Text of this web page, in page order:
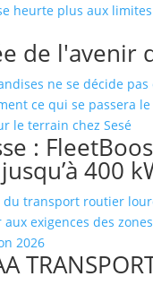
heurte plus aux
de l'avenir
ne se décide
ce qui se passera
:
400
du transport routier
exigences des